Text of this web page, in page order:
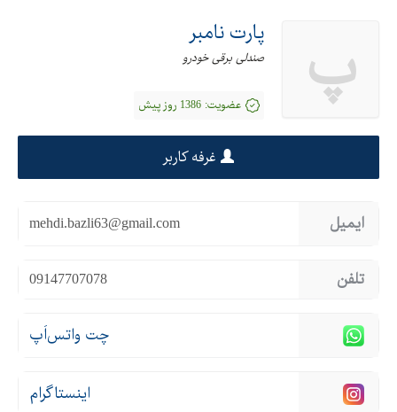
پ پارت نامبر
صندلی برقی خودرو
عضویت: 1386 روز پیش
غرفه کاربر
ایمیل mehdi.bazli63@gmail.com
تلفن 09147707078
چت واتس‌اَپ
اینستاگرام